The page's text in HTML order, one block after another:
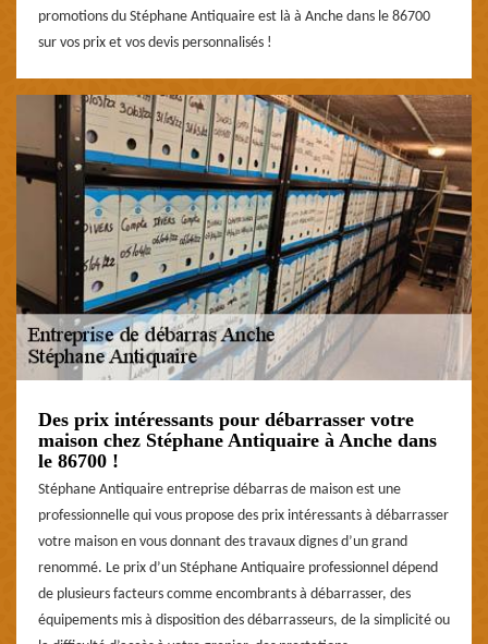
promotions du Stéphane Antiquaire est là à Anche dans le 86700
sur vos prix et vos devis personnalisés !
Des prix intéressants pour débarrasser votre
maison chez Stéphane Antiquaire à Anche dans
le 86700 !
Stéphane Antiquaire entreprise débarras de maison est une
professionnelle qui vous propose des prix intéressants à débarrasser
votre maison en vous donnant des travaux dignes d’un grand
renommé. Le prix d’un Stéphane Antiquaire professionnel dépend
de plusieurs facteurs comme encombrants à débarrasser, des
équipements mis à disposition des débarrasseurs, de la simplicité ou